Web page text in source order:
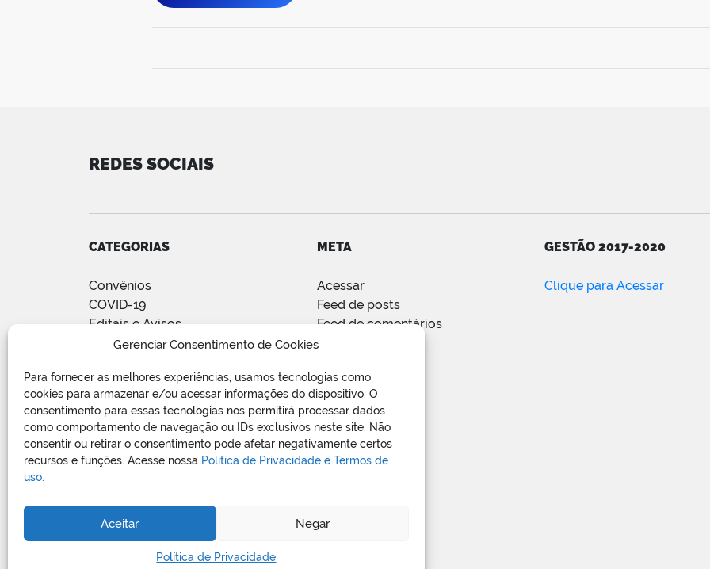
Gerenciar Consentimento de Cookies
Para fornecer as melhores experiências, usamos tecnologias como
cookies para armazenar e/ou acessar informações do dispositivo. O
consentimento para essas tecnologias nos permitirá processar dados
como comportamento de navegação ou IDs exclusivos neste site. Não
consentir ou retirar o consentimento pode afetar negativamente certos
recursos e funções. Acesse nossa Política de Privacidade e Termos de
uso.
Aceitar Negar
Política de Privacidade
REDES SOCIAIS
CATEGORIAS
Convênios
COVID-19
Editais e Avisos
Notícias
de Obras Públicas
Sem categoria
Vagas de Emprego
META
Acessar
Feed de posts
Feed de comentários
WordPress.org
GESTÃO 2017-2020
Clique para Acessar